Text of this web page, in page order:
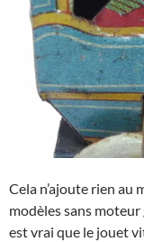
Cela n’ajoute rien au
modèles sans
est vrai que le jouet